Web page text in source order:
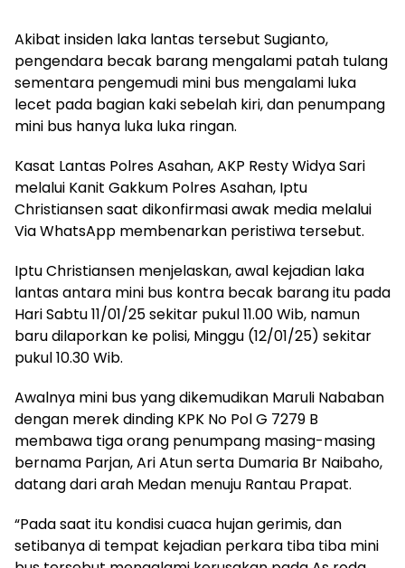
Akibat insiden laka lantas tersebut Sugianto,
pengendara becak barang mengalami patah tulang
sementara pengemudi mini bus mengalami luka
lecet pada bagian kaki sebelah kiri, dan penumpang
mini bus hanya luka luka ringan.
Kasat Lantas Polres Asahan, AKP Resty Widya Sari
melalui Kanit Gakkum Polres Asahan, Iptu
Christiansen saat dikonfirmasi awak media melalui
Via WhatsApp membenarkan peristiwa tersebut.
Iptu Christiansen menjelaskan, awal kejadian laka
lantas antara mini bus kontra becak barang itu pada
Hari Sabtu 11/01/25 sekitar pukul 11.00 Wib, namun
baru dilaporkan ke polisi, Minggu (12/01/25) sekitar
pukul 10.30 Wib.
Awalnya mini bus yang dikemudikan Maruli Nababan
dengan merek dinding KPK No Pol G 7279 B
membawa tiga orang penumpang masing-masing
bernama Parjan, Ari Atun serta Dumaria Br Naibaho,
datang dari arah Medan menuju Rantau Prapat.
“Pada saat itu kondisi cuaca hujan gerimis, dan
setibanya di tempat kejadian perkara tiba tiba mini